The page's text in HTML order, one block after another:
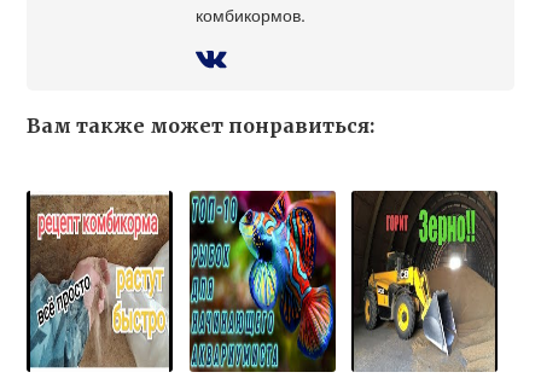
комбикормов.
Вам также может понравиться: